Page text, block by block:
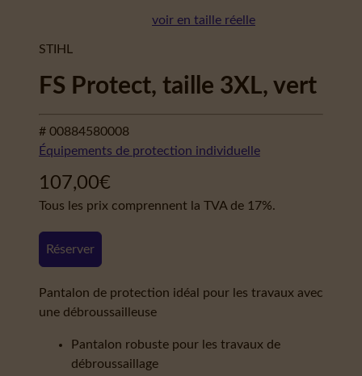
voir en taille réelle
STIHL
FS Protect, taille 3XL, vert
# 00884580008
Équipements de protection individuelle
107,00€
Tous les prix comprennent la TVA de 17%.
Réserver
Pantalon de protection idéal pour les travaux avec
une débroussailleuse
Pantalon robuste pour les travaux de
débroussaillage